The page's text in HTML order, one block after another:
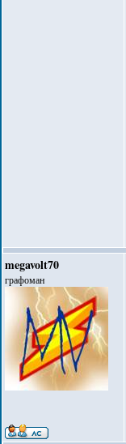
megavolt70
графоман